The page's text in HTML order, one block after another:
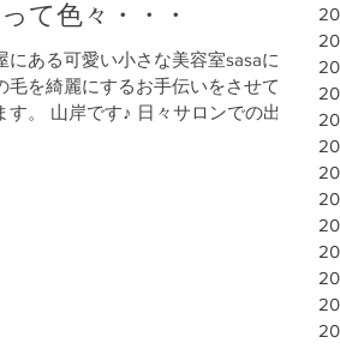
て色々・・・
にある可愛い小さな美容室sasaにて
毛を綺麗にするお手伝いをさせて頂
す。 山岸です♪ 日々サロンでの出来